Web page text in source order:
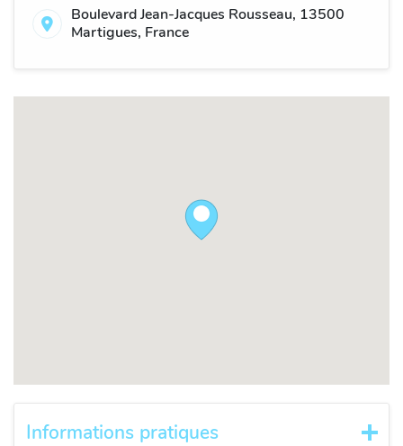
Boulevard Jean-Jacques Rousseau, 13500
Martigues, France
Informations pratiques